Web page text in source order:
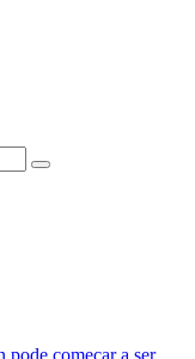
pode começar a ser